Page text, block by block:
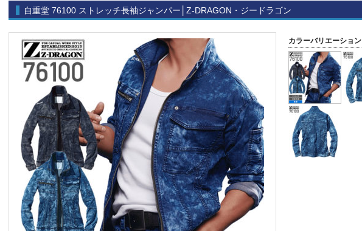
自重堂 76100 ストレッチ長袖ジャンパー│Z-DRAGON・ジードラゴン
カラーバリエーション